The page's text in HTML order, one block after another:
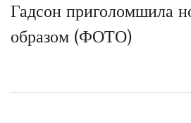
Гадсон приголомшила
образом (ФОТО)